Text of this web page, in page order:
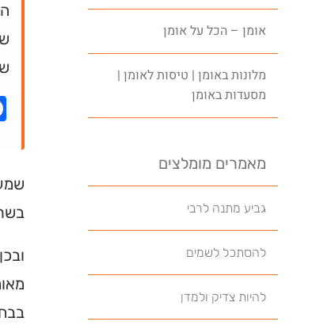
אומן – הכל על אומן
מלונות באומן | טיסות לאומן |
מסעדות באומן
מאמרים מומלצים
גביע מתנה לרבי
להסתכל לשמים
להיות צדיק ולמדן